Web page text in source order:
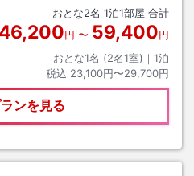
おとな2名 1泊1部屋 合計
46,200円 〜 59,400円
おとな1名 (2名1室)｜ 1泊
税込 23,100円〜29,700円
ンを見る